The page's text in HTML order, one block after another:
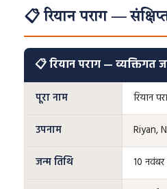
📋 रियान पराग —
📋 रियान पराग — व्यक्तिगत
पूरा नाम रियान
उपनाम Riyan,
जन्म तिथि 10